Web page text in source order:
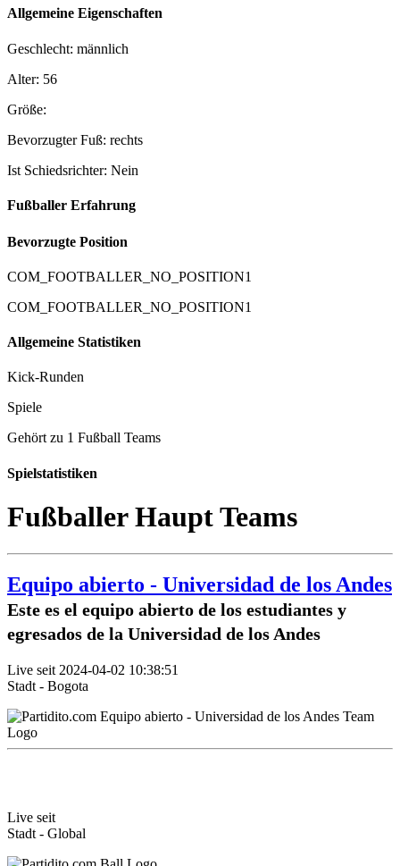
Allgemeine Eigenschaften
Geschlecht: männlich
Alter: 56
Größe:
Bevorzugter Fuß: rechts
Ist Schiedsrichter: Nein
Fußballer Erfahrung
Bevorzugte Position
COM_FOOTBALLER_NO_POSITION1
COM_FOOTBALLER_NO_POSITION1
Allgemeine Statistiken
Kick-Runden
Spiele
Gehört zu 1 Fußball Teams
Spielstatistiken
Fußballer Haupt Teams
Equipo abierto - Universidad de los Andes
Este es el equipo abierto de los estudiantes y
egresados de la Universidad de los Andes
Live seit 2024-04-02 10:38:51
Stadt - Bogota
Live seit
Stadt - Global